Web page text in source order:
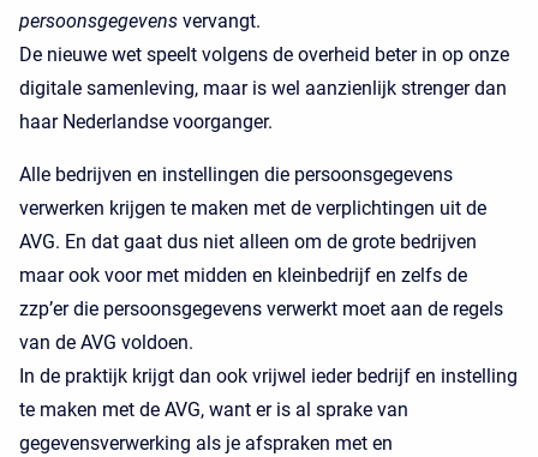
persoonsgegevens vervangt.
De nieuwe wet speelt volgens de overheid beter in op onze
digitale samenleving, maar is wel aanzienlijk strenger dan
haar Nederlandse voorganger.
Alle bedrijven en instellingen die persoonsgegevens
verwerken krijgen te maken met de verplichtingen uit de
AVG. En dat gaat dus niet alleen om de grote bedrijven
maar ook voor met midden en kleinbedrijf en zelfs de
zzp’er die persoonsgegevens verwerkt moet aan de regels
van de AVG voldoen.
In de praktijk krijgt dan ook vrijwel ieder bedrijf en instelling
te maken met de AVG, want er is al sprake van
gegevensverwerking als je afspraken met en